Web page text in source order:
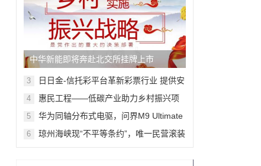
中华新能即将奔赴北交所挂牌上市
3
日日金-信托彩平台革新彩票行业 提供安
4
惠民工程——低碳产业助力乡村振兴项
5
华为同轴分布式电驱，问界M9 Ultimate
6
琼州海峡现“不平等条约”，唯一民营滚装